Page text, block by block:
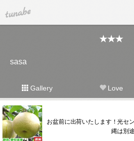
tuna.be
★★★
sasa
Gallery Love
お盆前に出荷いたします！光セ
縄は別